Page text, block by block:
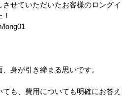
せていただいたお客様のロングイ
long01
身が引き締まる思いです。
も、費用についても明確にお答え